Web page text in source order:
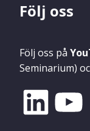
Följ oss
Följ oss på
Seminarium)